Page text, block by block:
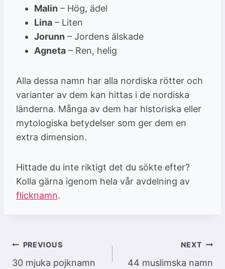
Malin – Hög, ädel
Lina – Liten
Jorunn – Jordens älskade
Agneta – Ren, helig
Alla dessa namn har alla nordiska rötter och
varianter av dem kan hittas i de nordiska
länderna. Många av dem har historiska eller
mytologiska betydelser som ger dem en
extra dimension.
Hittade du inte riktigt det du sökte efter?
Kolla gärna igenom hela vår avdelning av
flicknamn.
Inläggsnavigering
PREVIOUS
30 mjuka pojknamn
NEXT
44 muslimska namn